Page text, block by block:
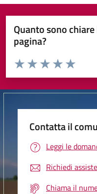
Quanto sono
pagina?
Valuta da 1 a 5 stelle la pagina
Valuta 5
Valuta 4
Valuta 3 stelle
Valuta 2 stelle su 5
Valuta 1 stelle su 5
Contatta il
Leggi le
Richiedi
Chiama il